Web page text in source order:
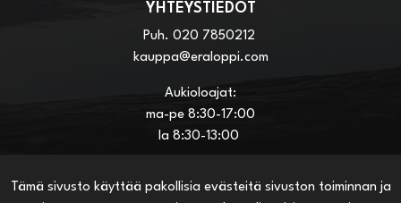
Tämä sivusto käyttää pakollisia evästeitä sivuston toiminnan ja
YHTEYSTIEDOT
Puh. 020 7850212
kauppa@eraloppi.com
Aukioloajat:
ma-pe 8:30-17:00
la 8:30-13:00
HYÖDYLLISIÄ LINKKEJÄ